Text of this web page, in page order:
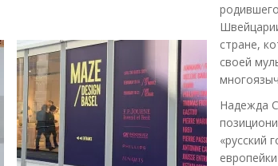
стране,
своей
Надежда
«русский